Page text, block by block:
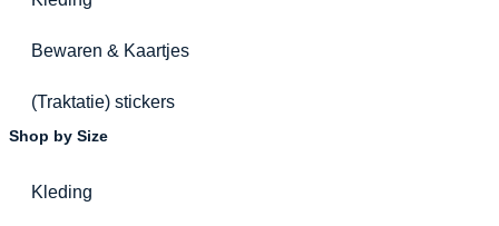
Bewaren & Kaartjes
(Traktatie) stickers
Shop by Size
Kleding